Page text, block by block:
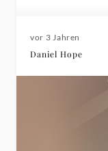
vor 3 Jahren
Daniel Hope